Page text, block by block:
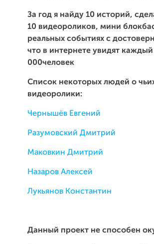
За год я найду 10 историй,
10 видеороликов, мини
реальных событиях с
что в интернете увидят
000человек
Список некоторых людей о
видеоролики:
Чернышёв Евгений
Разумовский Дмитрий
Маковкин Дмитрий
Назаров Алексей
Лукьянов Константин
Данный проект не способен